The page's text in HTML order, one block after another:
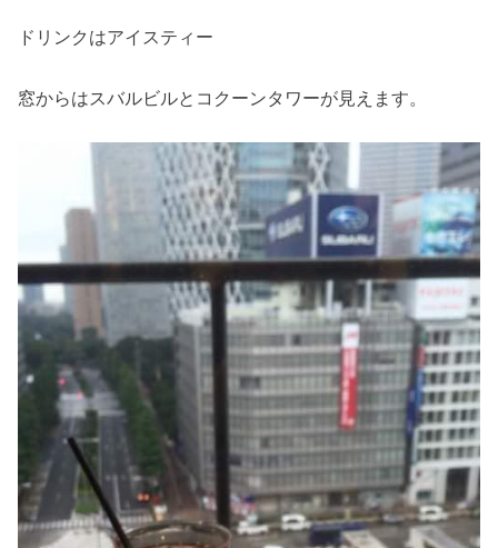
ドリンクはアイスティー
窓からはスバルビルとコクーンタワーが見えます。